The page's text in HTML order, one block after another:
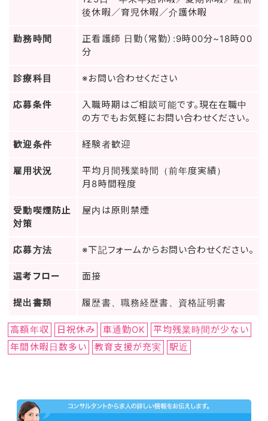
後休暇／育児休暇／介護休暇
勤務時間
正看護師 日勤（常勤）:9時00分~18時00
分
診療科目 ※お問い合わせください
応募条件
入職時期はご相談可能です。現在在職中
の方でもお気軽にお問い合わせください。
歓迎条件 経験者歓迎
雇用状況
平均月間残業時間（前年度実績）
月8時間程度
受動喫煙防止
対策
屋内は原則禁煙
応募方法 ※下記フォームからお問い合わせください。
選考フロー 面接
提出書類 履歴書、職務経歴書、資格証明書
高額年収 日祝休み 車通勤OK
平均残業時間が少ない
年間休暇日数多い
教育支援が充実 駅近